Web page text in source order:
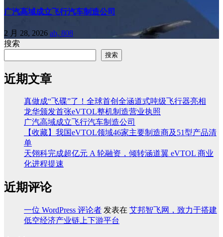
广汽高域成立飞行汽车制造公司
2 月 28, 2026 ab, 808
搜索
搜索
近期文章
真做成“飞碟”了！全球首创全涵道式吨级飞行器亮相
龙华颁发首张eVTOL整机制造营业执照
广汽高域成立飞行汽车制造公司
【收藏】我国eVTOL领域46家主要制造商及51型产品清
单
天翎科完成超亿元 A 轮融资，倾转涵道翼 eVTOL 商业
化进程提速
近期评论
一位 WordPress 评论者 发表在 艾邦智飞网，致力于搭建
低空经济产业链上下游平台